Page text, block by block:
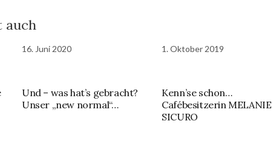
auch
16. Juni 2020
Und – was hat’s gebracht?
Unser „new normal“…
1. Oktober 2019
Kenn’se schon…
Cafébesitzerin MELANIE
SICURO